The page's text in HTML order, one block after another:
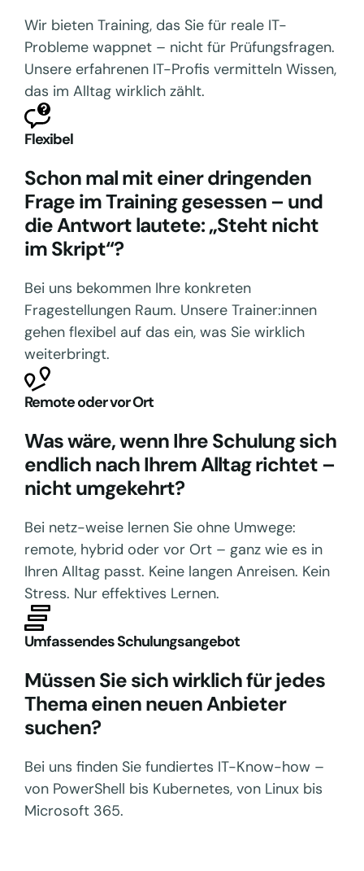
Wir bieten Training, das Sie für reale IT-
Probleme wappnet – nicht für Prüfungsfragen.
Unsere erfahrenen IT-Profis vermitteln Wissen,
das im Alltag wirklich zählt.
Flexibel
Schon mal mit einer dringenden
Frage im Training gesessen – und
die Antwort lautete: „Steht nicht
im Skript“?
Bei uns bekommen Ihre konkreten
Fragestellungen Raum. Unsere Trainer:innen
gehen flexibel auf das ein, was Sie wirklich
weiterbringt.
Remote oder vor Ort
Was wäre, wenn Ihre Schulung sich
endlich nach Ihrem Alltag richtet –
nicht umgekehrt?
Bei netz-weise lernen Sie ohne Umwege:
remote, hybrid oder vor Ort – ganz wie es in
Ihren Alltag passt. Keine langen Anreisen. Kein
Stress. Nur effektives Lernen.
Umfassendes Schulungsangebot
Müssen Sie sich wirklich für jedes
Thema einen neuen Anbieter
suchen?
Bei uns finden Sie fundiertes IT-Know-how –
von PowerShell bis Kubernetes, von Linux bis
Microsoft 365.